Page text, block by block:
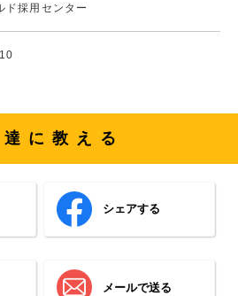
ド採用センター
に教える
シェアする
メールで送る